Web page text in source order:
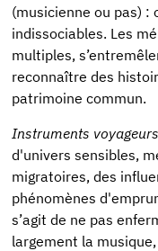
(musicienne ou pas)
indissociables. Les
multiples,
reconnaître des
patrimoine commun.
Instruments voyageurs
d'univers sensibles,
migratoires, des
phénomènes
s’agit de ne pas
largement la